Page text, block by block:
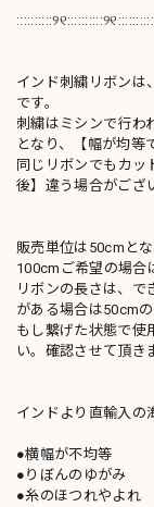
インド刺繍リボンは
です。
刺繍はミシンで行わ
となり、【幅が均等
同じリボンでもカッ
後】違う場合がござ
販売単位は50cmとな
100cmご希望の場合
リボンの長さは、で
がある場合は50cm
もし繋げた状態で使
い。確認させて頂き
インドより直輸入の
●横幅が不均等
●りぼんのゆがみ
●糸のほつれやよれ